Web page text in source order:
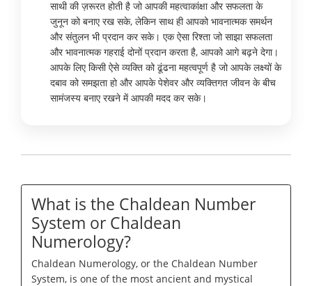
साथी की ज़रूरत होती है जो आपकी महत्वाकांक्षा और सफलता के
जुनून को बनाए रख सके, लेकिन साथ ही आपको भावनात्मक समर्थन
और संतुलन भी प्रदान कर सके। एक ऐसा रिश्ता जो साझा सफलता
और भावनात्मक गहराई दोनों प्रदान करता है, आपको आगे बढ़ने देगा।
आपके लिए किसी ऐसे व्यक्ति को ढूंढना महत्वपूर्ण है जो आपके लक्ष्यों के
दबाव को समझता हो और आपके पेशेवर और व्यक्तिगत जीवन के बीच
सामंजस्य बनाए रखने में आपकी मदद कर सके।
What is the Chaldean Number
System or Chaldean
Numerology?
Chaldean Numerology, or the Chaldean Number
System, is one of the most ancient and mystical